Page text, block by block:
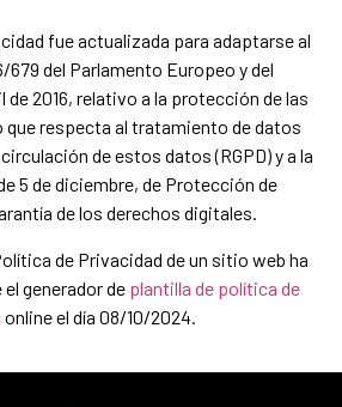
fue actualizada para adaptarse al
679 del Parlamento Europeo y del
de 2016, relativo a la protección de las
que respecta al tratamiento de datos
de estos datos (RGPD) y a la
5 de diciembre, de Protección de
de los derechos digitales.
de Privacidad de un sitio web ha
generador de plantilla de política de
online el día 08/10/2024.